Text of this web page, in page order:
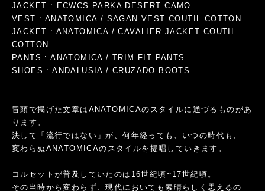
JACKET : ECWCS PARKA DESERT CAMO
VEST : ANATOMICA / SAGAN VEST COUTIL COTTON
JACKET : ANATOMICA / CAVALIER JACKET COUTIL
COTTON
PANTS : ANATOMICA / TRIM FIT PANTS
SHOES : ANDALUSIA / CRUZADO BOOTS
冒頭で掲げた文章はANATOMICAのスタイルに通づるものがあ
ります。
決して「流行ではない」が、何年経っても、いつの時代も、
変わらぬANATOMICAのスタイルを提唱していきます。
コルセットが普及していたのは16世紀頃~17世紀頃。
その当時から変わらず、現代においても素晴らしく思えるの